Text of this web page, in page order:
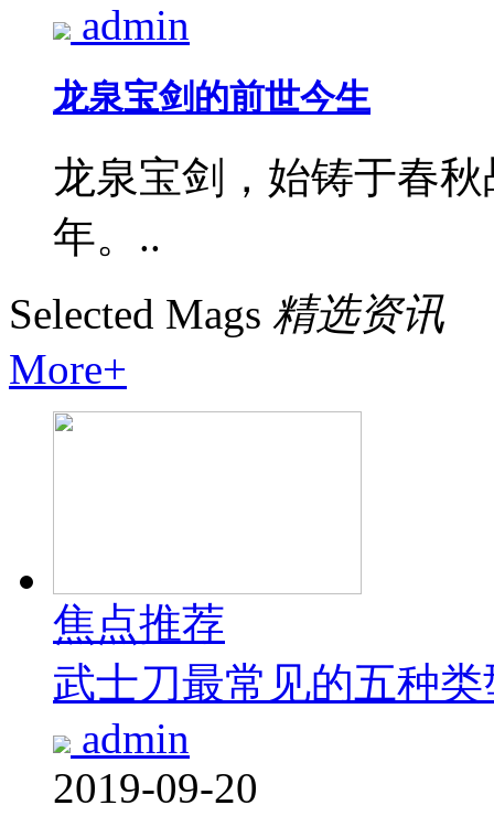
admin
龙泉宝剑的前世今生
龙泉宝剑，始铸于春
年。..
Selected Mags 精选资讯
More+
焦点推荐
武士刀最常见的五种类
admin
2019-09-20